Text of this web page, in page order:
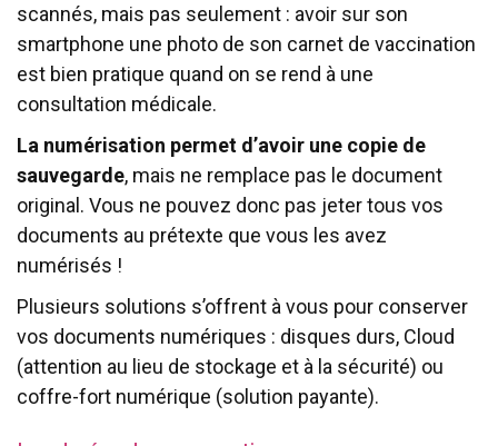
scannés, mais pas seulement : avoir sur son
smartphone une photo de son carnet de vaccination
est bien pratique quand on se rend à une
consultation médicale.
La numérisation permet d’avoir une copie de
sauvegarde, mais ne remplace pas le document
original. Vous ne pouvez donc pas jeter tous vos
documents au prétexte que vous les avez
numérisés !
Plusieurs solutions s’offrent à vous pour conserver
vos documents numériques : disques durs, Cloud
(attention au lieu de stockage et à la sécurité) ou
coffre-fort numérique (solution payante).